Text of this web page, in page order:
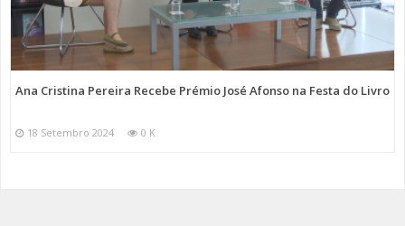
Ana Cristina Pereira Recebe Prémio José Afonso na Festa do Livro
18 Setembro 2024 0 K